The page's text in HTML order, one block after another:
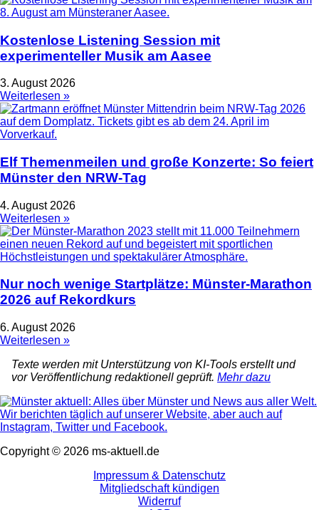
Kostenlose Listening Session mit
experimenteller Musik am Aasee
3. August 2026
Weiterlesen »
Elf Themenmeilen und große Konzerte: So feiert
Münster den NRW-Tag
4. August 2026
Weiterlesen »
Nur noch wenige Startplätze: Münster-Marathon
2026 auf Rekordkurs
6. August 2026
Weiterlesen »
Texte werden mit Unterstützung von KI-Tools erstellt und
vor Veröffentlichung redaktionell geprüft. Mehr dazu
Copyright © 2026 ms-aktuell.de
Impressum & Datenschutz
Mitgliedschaft kündigen
Widerruf